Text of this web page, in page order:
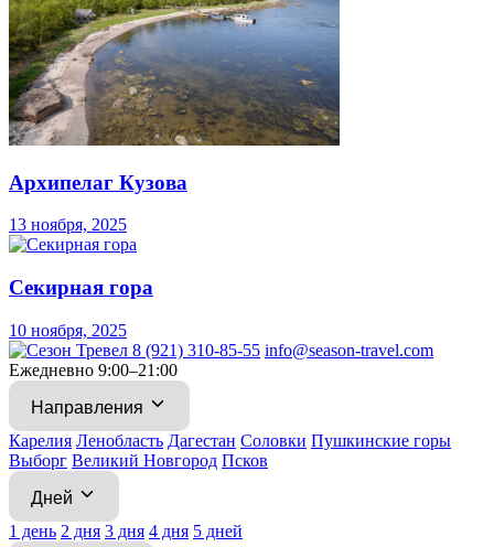
Архипелаг Кузова
13 ноября, 2025
Секирная гора
10 ноября, 2025
8 (921) 310-85-55 info@season-travel.com
Ежедневно 9:00–21:00
Направления
Карелия Ленобласть Дагестан Соловки Пушкинские горы
Выборг Великий Новгород Псков
Дней
1 день 2 дня 3 дня 4 дня 5 дней